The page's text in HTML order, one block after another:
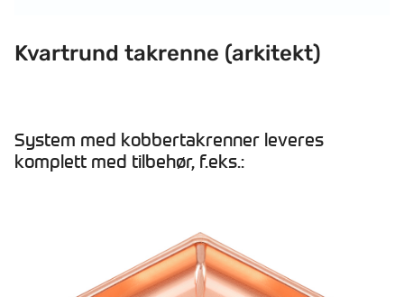
Kvartrund takrenne (arkitekt)
System med kobbertakrenner leveres
komplett med tilbehør, f.eks.: